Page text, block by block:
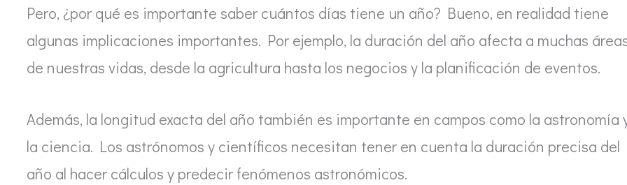
Pero, ¿por qué es importante saber cuántos días tiene un año? Bueno, en realidad tiene
algunas implicaciones importantes. Por ejemplo, la duración del año afecta a muchas
de nuestras vidas, desde la agricultura hasta los negocios y la planificación de eventos.
Además, la longitud exacta del año también es importante en campos como la astronomía
la ciencia. Los astrónomos y científicos necesitan tener en cuenta la duración precisa del
año al hacer cálculos y predecir fenómenos astronómicos.